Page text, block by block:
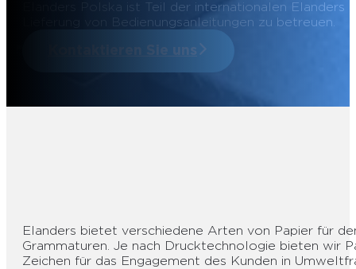
Elanders Polska ist Teil der internationalen
Lieferung von Bedienungsanleitungen zu betreuen.
Kontaktieren Sie uns
Elanders bietet verschiedene Arten von Papier für
Grammaturen. Je nach Drucktechnologie bieten wir
Zeichen für das Engagement des Kunden in